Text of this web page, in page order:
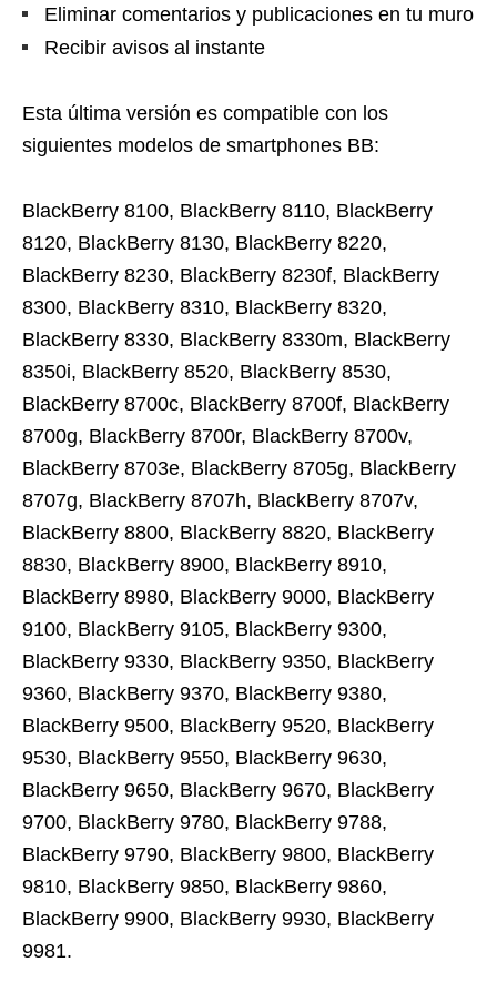
Eliminar comentarios y publicaciones en tu muro
Recibir avisos al instante
Esta última versión es compatible con los
siguientes modelos de smartphones BB:
BlackBerry 8100, BlackBerry 8110, BlackBerry
8120, BlackBerry 8130, BlackBerry 8220,
BlackBerry 8230, BlackBerry 8230f, BlackBerry
8300, BlackBerry 8310, BlackBerry 8320,
BlackBerry 8330, BlackBerry 8330m, BlackBerry
8350i, BlackBerry 8520, BlackBerry 8530,
BlackBerry 8700c, BlackBerry 8700f, BlackBerry
8700g, BlackBerry 8700r, BlackBerry 8700v,
BlackBerry 8703e, BlackBerry 8705g, BlackBerry
8707g, BlackBerry 8707h, BlackBerry 8707v,
BlackBerry 8800, BlackBerry 8820, BlackBerry
8830, BlackBerry 8900, BlackBerry 8910,
BlackBerry 8980, BlackBerry 9000, BlackBerry
9100, BlackBerry 9105, BlackBerry 9300,
BlackBerry 9330, BlackBerry 9350, BlackBerry
9360, BlackBerry 9370, BlackBerry 9380,
BlackBerry 9500, BlackBerry 9520, BlackBerry
9530, BlackBerry 9550, BlackBerry 9630,
BlackBerry 9650, BlackBerry 9670, BlackBerry
9700, BlackBerry 9780, BlackBerry 9788,
BlackBerry 9790, BlackBerry 9800, BlackBerry
9810, BlackBerry 9850, BlackBerry 9860,
BlackBerry 9900, BlackBerry 9930, BlackBerry
9981.